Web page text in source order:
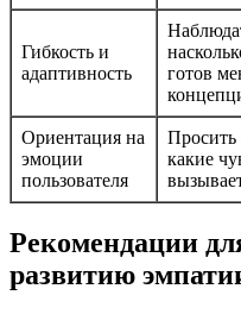
Гибкость и
адаптивность
готов
Ориентация на
эмоции
пользователя
Просить
какие
Рекомендации
развитию